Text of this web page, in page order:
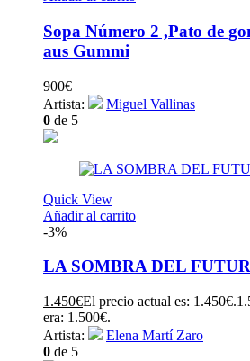
Sopa Número 2 ,Pato de
aus Gummi
900€
Artista:
Miguel Vallinas
0 de 5
Quick View
Añadir al carrito
-3%
LA SOMBRA DEL
1.450€El precio actual es: 1.450€.
era: 1.500€.
Artista:
Elena Martí Zaro
0 de 5